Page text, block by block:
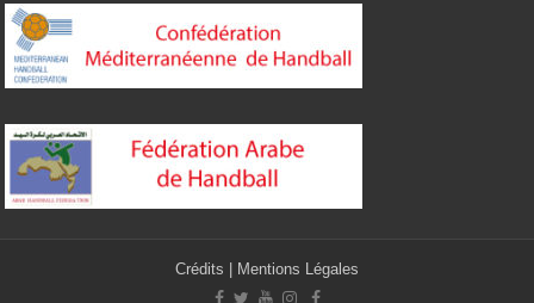
Crédits Mentions Légales